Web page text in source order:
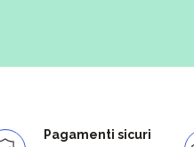
Pagamenti sicuri